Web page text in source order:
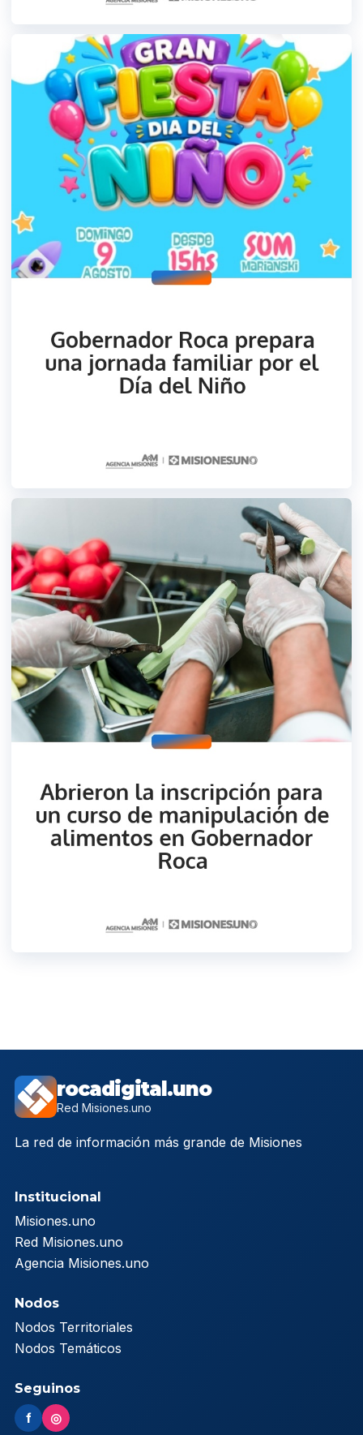
rocadigital.uno
Red Misiones.uno
La red de información más grande de Misiones
Institucional
Misiones.uno
Red Misiones.uno
Agencia Misiones.uno
Nodos
Nodos Territoriales
Nodos Temáticos
Seguinos
f ◎